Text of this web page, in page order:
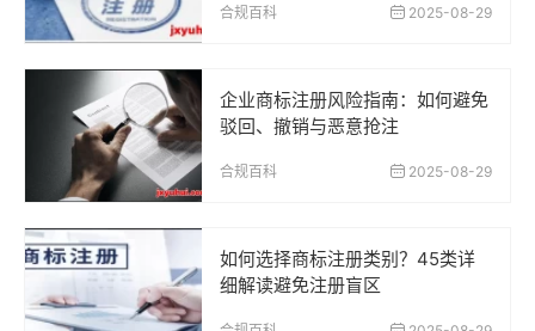
合规百科 2025-08-29
企业商标注册风险指南：如何避免
驳回、撤销与恶意抢注
合规百科 2025-08-29
如何选择商标注册类别？45类详
细解读避免注册盲区